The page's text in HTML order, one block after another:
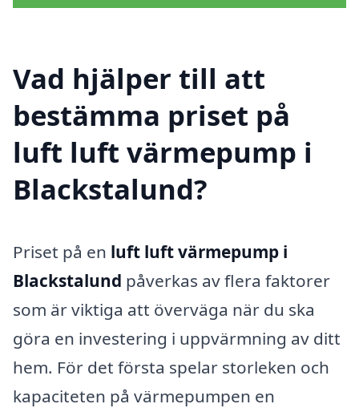
Vad hjälper till att
bestämma priset på
luft luft värmepump i
Blackstalund?
Priset på en luft luft värmepump i
Blackstalund påverkas av flera faktorer
som är viktiga att överväga när du ska
göra en investering i uppvärmning av ditt
hem. För det första spelar storleken och
kapaciteten på värmepumpen en